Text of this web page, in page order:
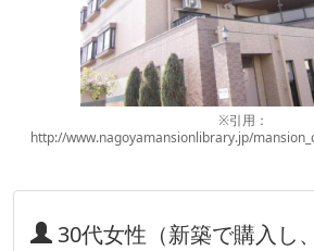
※引用：
http://www.nagoyamansionlibrary.jp/
30代女性（新築で購入し